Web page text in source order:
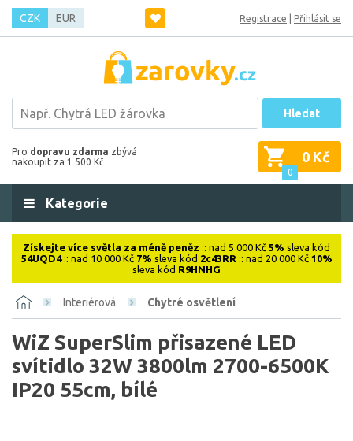
CZK EUR Registrace Přihlásit se
Hledat
Pro dopravu zdarma zbývá
nakoupit za 1 500 Kč
0
0 Kč
Kategorie
Získejte více světla za méně peněz :: nad 5 000 Kč 5% sleva kód
54UQD4:: nad 10 000 Kč 7% sleva kód 2c43RR :: nad 20 000 Kč 10%
sleva kód R9HNHG
Interiérová Chytré osvětlení
WiZ SuperSlim přisazené LED
svítidlo 32W 3800lm 2700-6500K
IP20 55cm, bílé